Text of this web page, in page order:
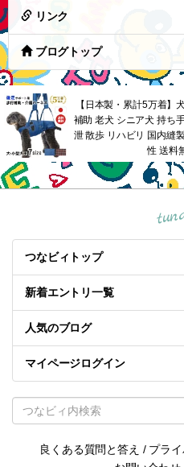
リンク
ブログトップ
【日本製・累計5万着】
補助 老犬 シニア犬 持ち
泄 散歩 リハビリ 国内縫
性 送料
つなビィトップ
新着エントリ一覧
人気のブログ
マイページログイン
良くある質問と答え / プラ